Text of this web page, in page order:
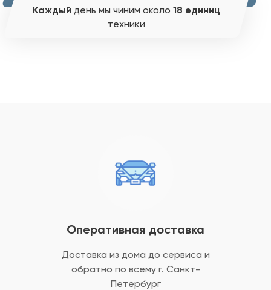
Каждый день мы чиним около 18 единиц
техники
Оперативная доставка
Доставка из дома до сервиса и
обратно по всему г. Санкт-
Петербург